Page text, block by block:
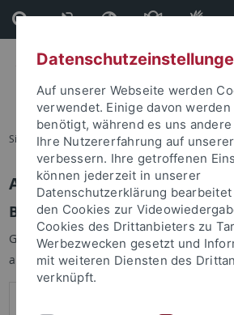
Direkt
zum
Inhalt
Direkt
zur
Fußleiste
Sie sind hier: Startseite
Anmelden
Benutzeranmeldung
Geben Sie Ihren Benutzernamen und Ihr
anzumelden:
Auf unserer Webseite werden
verwendet. Einige davon
benötigt, während es uns
Ihre Nutzererfahrung auf
verbessern. Ihre getroffenen
können jederzeit in unserer
Datenschutzerklärung
den Cookies zur
Cookies des Drittanbieters zu
Werbezwecken gesetzt und
mit weiteren Diensten des
verknüpft.